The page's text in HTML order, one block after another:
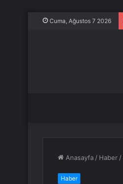
Cuma, Ağustos 7 2026
Anasayfa / Haber /
Haber